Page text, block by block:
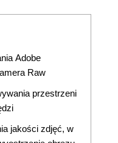
Adobe
Raw
przestrzeni
jakości zdjęć, w